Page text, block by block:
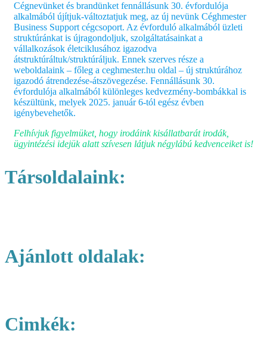
Cégnevünket és brandünket fennállásunk 30. évfordulója
alkalmából újítjuk-változtatjuk meg, az új nevünk Céghmester
Business Support cégcsoport. Az évforduló alkalmából üzleti
struktúránkat is újragondoljuk, szolgáltatásainkat a
vállalkozások életciklusához igazodva
átstruktúráltuk/struktúráljuk. Ennek szerves része a
weboldalaink – főleg a ceghmester.hu oldal – új struktúrához
igazodó átrendezése-átszövegezése. Fennállásunk 30.
évfordulója alkalmából különleges kedvezmény-bombákkal is
készültünk, melyek 2025. január 6-tól egész évben
igénybevehetők.
Felhívjuk figyelmüket, hogy irodáink kisállatbarát irodák,
ügyintézési idejük alatt szívesen látjuk négylábú kedvenceiket is!
Társoldalaink:
Ajánlott oldalak:
Cimkék: